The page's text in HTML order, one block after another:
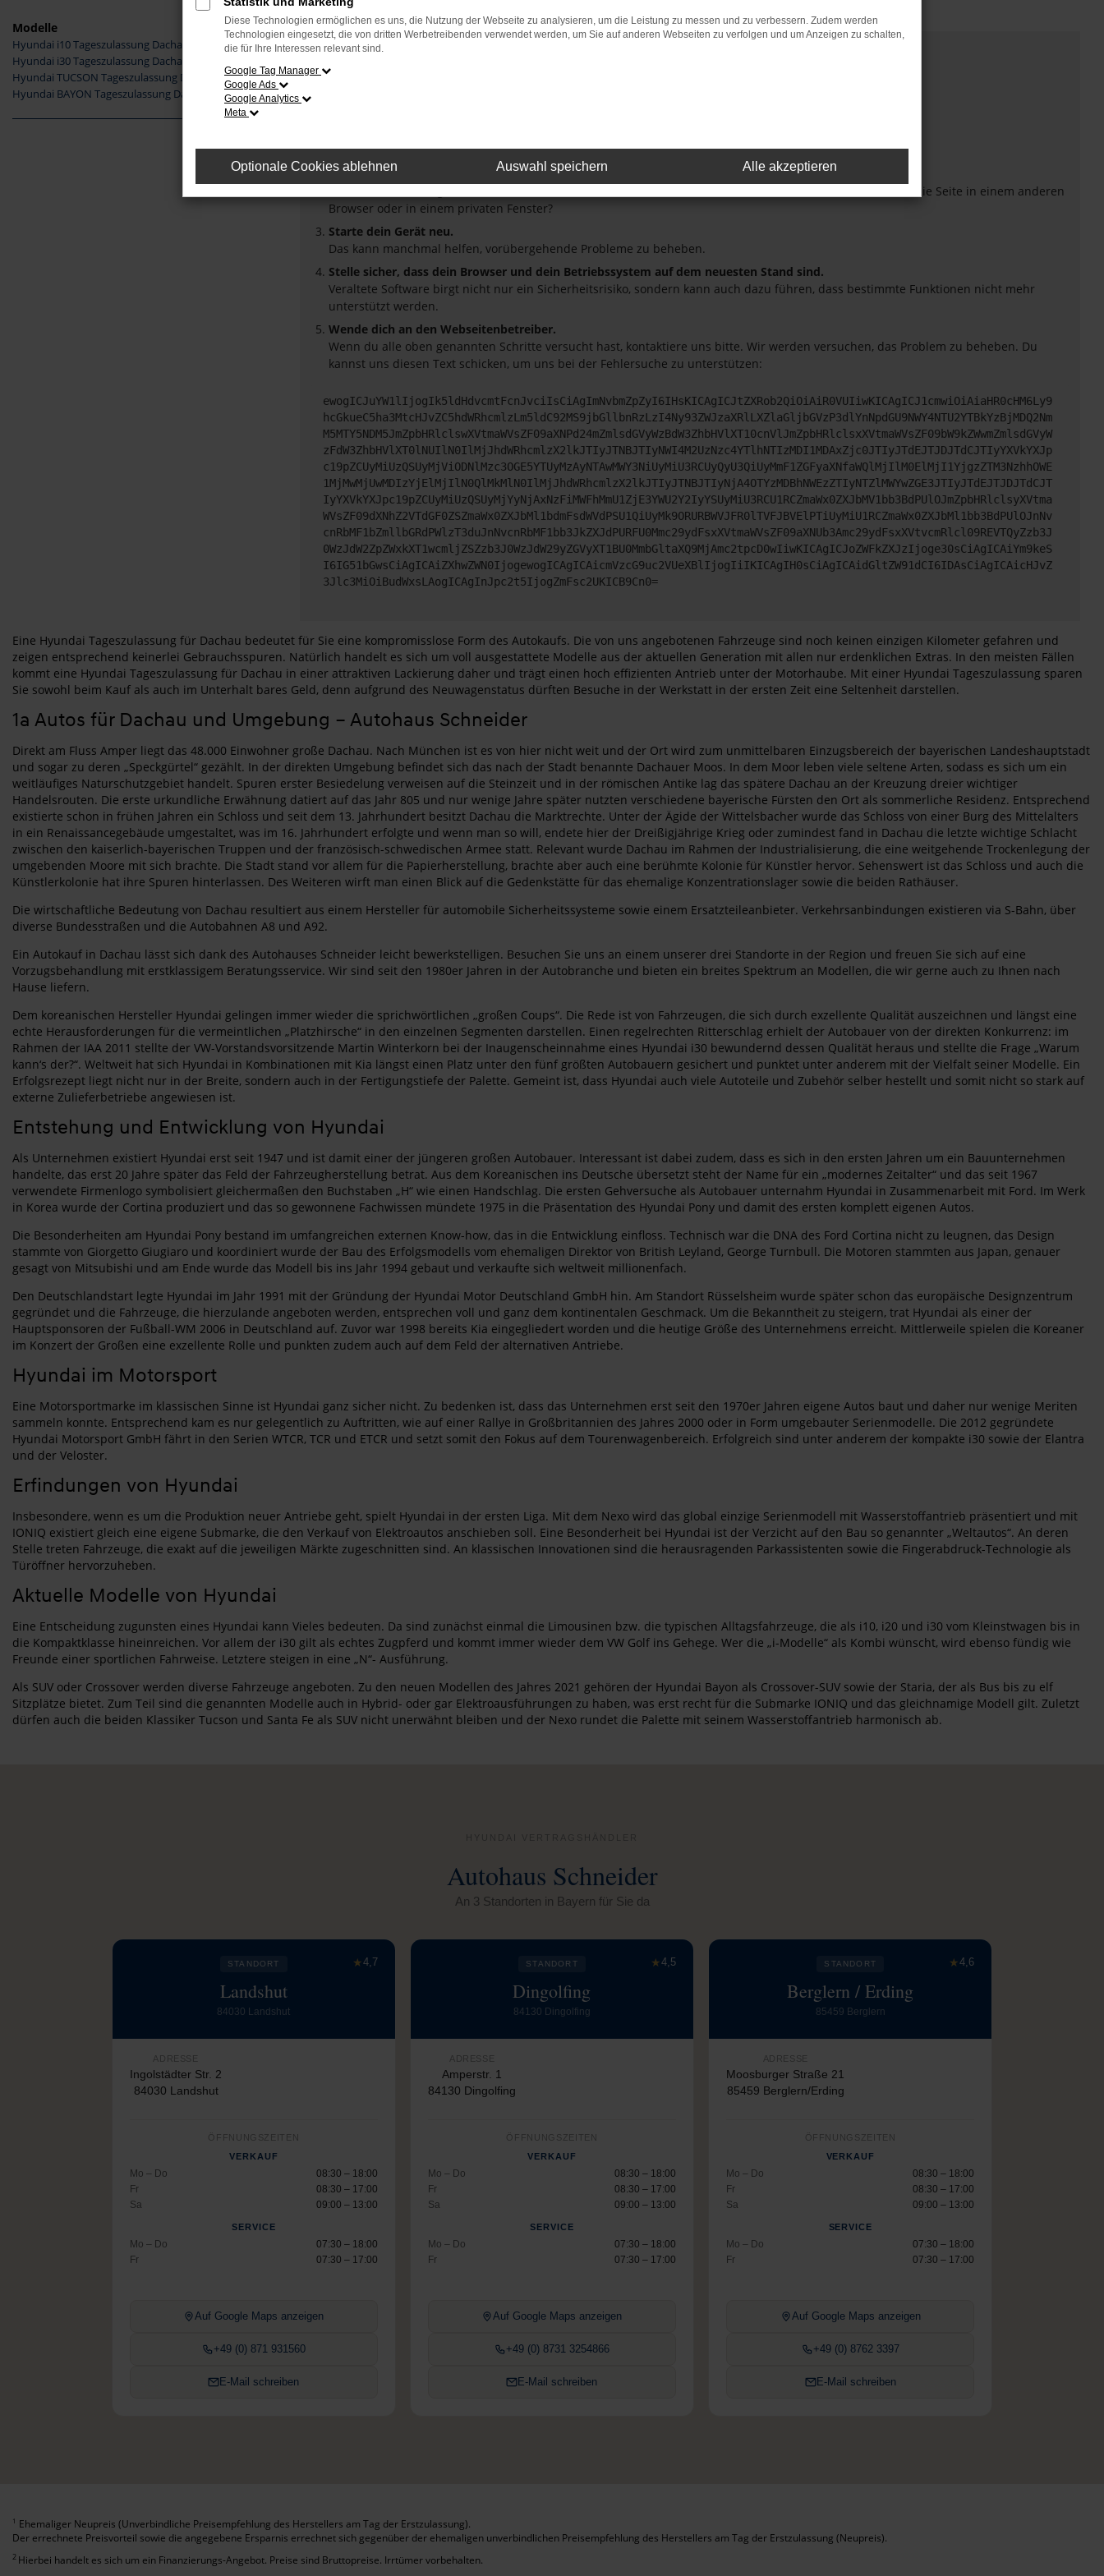
Modelle
Hyundai i10 Tageszulassung Dachau
Hyundai i30 Tageszulassung Dachau
Hyundai TUCSON Tageszulassung Dachau
Hyundai BAYON Tageszulassung Dachau
Fehler: Network Error
Laden andere Webseiten, zum Beispiel deine Suchmaschine?
Prüfe deine Browsererweiterungen.
Manche Erweiterungen, wie Werbeblocker, können das Laden bestimmter Seiten verhindern. Funktioniert die Seite in einem anderen
Browser oder in einem privaten Fenster?
Starte dein Gerät neu.
Das kann manchmal helfen, vorübergehende Probleme zu beheben.
Stelle sicher, dass dein Browser und dein Betriebssystem auf dem neuesten Stand sind.
Veraltete Software birgt nicht nur ein Sicherheitsrisiko, sondern kann auch dazu führen, dass bestimmte Funktionen nicht mehr
unterstützt werden.
Wende dich an den Webseitenbetreiber.
Wenn du alle oben genannten Schritte versucht hast, kontaktiere uns bitte. Wir werden versuchen, das Problem zu beheben. Du
kannst uns diesen Text schicken, um uns bei der Fehlersuche zu unterstützen:
ewogICJuYW1lIjogIk5ldHdvcmtFcnJvciIsCiAgImNvbmZpZyI6IHsKICAgICJtZXRob2QiOiAiR0VUIiwKICAgICJ1cmwiOiAiaHR0cHM6Ly9
hcGkueC5ha3MtcHJvZC5hdWRhcmlzLm5ldC92MS9jbGllbnRzLzI4Ny93ZWJzaXRlLXZlaGljbGVzP3dlYnNpdGU9NWY4NTU2YTBkYzBjMDQ2Nm
M5MTY5NDM5JmZpbHRlclswXVtmaWVsZF09aXNPd24mZmlsdGVyWzBdW3ZhbHVlXT10cnVlJmZpbHRlclsxXVtmaWVsZF09bW9kZWwmZmlsdGVyW
zFdW3ZhbHVlXT0lNUIlN0IlMjJhdWRhcmlzX2lkJTIyJTNBJTIyNWI4M2UzNzc4YTlhNTIzMDI1MDAxZjc0JTIyJTdEJTJDJTdCJTIyYXVkYXJp
c19pZCUyMiUzQSUyMjViODNlMzc3OGE5YTUyMzAyNTAwMWY3NiUyMiU3RCUyQyU3QiUyMmF1ZGFyaXNfaWQlMjIlM0ElMjI1YjgzZTM3NzhhOWE
1MjMwMjUwMDIzYjElMjIlN0QlMkMlN0IlMjJhdWRhcmlzX2lkJTIyJTNBJTIyNjA4OTYzMDBhNWEzZTIyNTZlMWYwZGE3JTIyJTdEJTJDJTdCJT
IyYXVkYXJpc19pZCUyMiUzQSUyMjYyNjAxNzFiMWFhMmU1ZjE3YWU2Y2IyYSUyMiU3RCU1RCZmaWx0ZXJbMV1bb3BdPUlOJmZpbHRlclsyXVtma
WVsZF09dXNhZ2VTdGF0ZSZmaWx0ZXJbMl1bdmFsdWVdPSU1QiUyMk9ORURBWVJFR0lTVFJBVElPTiUyMiU1RCZmaWx0ZXJbMl1bb3BdPUlOJnNv
cnRbMF1bZmllbGRdPWlzT3duJnNvcnRbMF1bb3JkZXJdPURFU0Mmc29ydFsxXVtmaWVsZF09aXNUb3Amc29ydFsxXVtvcmRlcl09REVTQyZzb3J
0WzJdW2ZpZWxkXT1wcmljZSZzb3J0WzJdW29yZGVyXT1BU0MmbGltaXQ9MjAmc2tpcD0wIiwKICAgICJoZWFkZXJzIjoge30sCiAgICAiYm9keS
I6IG51bGwsCiAgICAiZXhwZWN0IjogewogICAgICAicmVzcG9uc2VUeXBlIjogIiIKICAgIH0sCiAgICAidGltZW91dCI6IDAsCiAgICAicHJvZ
3Jlc3MiOiBudWxsLAogICAgInJpc2t5IjogZmFsc2UKICB9Cn0=
Eine Hyundai Tageszulassung für Dachau bedeutet für Sie eine kompromisslose Form des Autokaufs. Die von uns angebotenen Fahrzeuge sind noch keinen einzigen Kilometer gefahren und
zeigen entsprechend keinerlei Gebrauchsspuren. Natürlich handelt es sich um voll ausgestattete Modelle aus der aktuellen Generation mit allen nur erdenklichen Extras. In den meisten Fällen
kommt eine Hyundai Tageszulassung für Dachau in einer attraktiven Lackierung daher und trägt einen hoch effizienten Antrieb unter der Motorhaube. Mit einer Hyundai Tageszulassung sparen
Sie sowohl beim Kauf als auch im Unterhalt bares Geld, denn aufgrund des Neuwagenstatus dürften Besuche in der Werkstatt in der ersten Zeit eine Seltenheit darstellen.
1a Autos für Dachau und Umgebung – Autohaus Schneider
Direkt am Fluss Amper liegt das 48.000 Einwohner große Dachau. Nach München ist es von hier nicht weit und der Ort wird zum unmittelbaren Einzugsbereich der bayerischen Landeshauptstadt
und sogar zu deren „Speckgürtel“ gezählt. In der direkten Umgebung befindet sich das nach der Stadt benannte Dachauer Moos. In dem Moor leben viele seltene Arten, sodass es sich um ein
weitläufiges Naturschutzgebiet handelt. Spuren erster Besiedelung verweisen auf die Steinzeit und in der römischen Antike lag das spätere Dachau an der Kreuzung dreier wichtiger
Handelsrouten. Die erste urkundliche Erwähnung datiert auf das Jahr 805 und nur wenige Jahre später nutzten verschiedene bayerische Fürsten den Ort als sommerliche Residenz. Entsprechend
existierte schon in frühen Jahren ein Schloss und seit dem 13. Jahrhundert besitzt Dachau die Marktrechte. Unter der Ägide der Wittelsbacher wurde das Schloss von einer Burg des Mittelalters
in ein Renaissancegebäude umgestaltet, was im 16. Jahrhundert erfolgte und wenn man so will, endete hier der Dreißigjährige Krieg oder zumindest fand in Dachau die letzte wichtige Schlacht
zwischen den kaiserlich-bayerischen Truppen und der französisch-schwedischen Armee statt. Relevant wurde Dachau im Rahmen der Industrialisierung, die eine weitgehende Trockenlegung der
umgebenden Moore mit sich brachte. Die Stadt stand vor allem für die Papierherstellung, brachte aber auch eine berühmte Kolonie für Künstler hervor. Sehenswert ist das Schloss und auch die
Künstlerkolonie hat ihre Spuren hinterlassen. Des Weiteren wirft man einen Blick auf die Gedenkstätte für das ehemalige Konzentrationslager sowie die beiden Rathäuser.
Die wirtschaftliche Bedeutung von Dachau resultiert aus einem Hersteller für automobile Sicherheitssysteme sowie einem Ersatzteileanbieter. Verkehrsanbindungen existieren via S-Bahn, über
diverse Bundesstraßen und die Autobahnen A8 und A92.
Ein Autokauf in Dachau lässt sich dank des Autohauses Schneider leicht bewerkstelligen. Besuchen Sie uns an einem unserer drei Standorte in der Region und freuen Sie sich auf eine
Vorzugsbehandlung mit erstklassigem Beratungsservice. Wir sind seit den 1980er Jahren in der Autobranche und bieten ein breites Spektrum an Modellen, die wir gerne auch zu Ihnen nach
Hause liefern.
Dem koreanischen Hersteller Hyundai gelingen immer wieder die sprichwörtlichen „großen Coups“. Die Rede ist von Fahrzeugen, die sich durch exzellente Qualität auszeichnen und längst eine
echte Herausforderungen für die vermeintlichen „Platzhirsche“ in den einzelnen Segmenten darstellen. Einen regelrechten Ritterschlag erhielt der Autobauer von der direkten Konkurrenz: im
Rahmen der IAA 2011 stellte der VW-Vorstandsvorsitzende Martin Winterkorn bei der Inaugenscheinnahme eines Hyundai i30 bewundernd dessen Qualität heraus und stellte die Frage „Warum
kann‘s der?“. Weltweit hat sich Hyundai in Kombinationen mit Kia längst einen Platz unter den fünf größten Autobauern gesichert und punktet unter anderem mit der Vielfalt seiner Modelle. Ein
Erfolgsrezept liegt nicht nur in der Breite, sondern auch in der Fertigungstiefe der Palette. Gemeint ist, dass Hyundai auch viele Autoteile und Zubehör selber hestellt und somit nicht so stark auf
externe Zulieferbetriebe angewiesen ist.
Entstehung und Entwicklung von Hyundai
Als Unternehmen existiert Hyundai erst seit 1947 und ist damit einer der jüngeren großen Autobauer. Interessant ist dabei zudem, dass es sich in den ersten Jahren um ein Bauunternehmen
handelte, das erst 20 Jahre später das Feld der Fahrzeugherstellung betrat. Aus dem Koreanischen ins Deutsche übersetzt steht der Name für ein „modernes Zeitalter“ und das seit 1967
verwendete Firmenlogo symbolisiert gleichermaßen den Buchstaben „H“ wie einen Handschlag. Die ersten Gehversuche als Autobauer unternahm Hyundai in Zusammenarbeit mit Ford. Im Werk
in Korea wurde der Cortina produziert und das so gewonnene Fachwissen mündete 1975 in die Präsentation des Hyundai Pony und damit des ersten komplett eigenen Autos.
Die Besonderheiten am Hyundai Pony bestand im umfangreichen externen Know-how, das in die Entwicklung einfloss. Technisch war die DNA des Ford Cortina nicht zu leugnen, das Design
stammte von Giorgetto Giugiaro und koordiniert wurde der Bau des Erfolgsmodells vom ehemaligen Direktor von British Leyland, George Turnbull. Die Motoren stammten aus Japan, genauer
gesagt von Mitsubishi und am Ende wurde das Modell bis ins Jahr 1994 gebaut und verkaufte sich weltweit millionenfach.
Den Deutschlandstart legte Hyundai im Jahr 1991 mit der Gründung der Hyundai Motor Deutschland GmbH hin. Am Standort Rüsselsheim wurde später schon das europäische Designzentrum
gegründet und die Fahrzeuge, die hierzulande angeboten werden, entsprechen voll und ganz dem kontinentalen Geschmack. Um die Bekanntheit zu steigern, trat Hyundai als einer der
Hauptsponsoren der Fußball-WM 2006 in Deutschland auf. Zuvor war 1998 bereits Kia eingegliedert worden und die heutige Größe des Unternehmens erreicht. Mittlerweile spielen die Koreaner
im Konzert der Großen eine exzellente Rolle und punkten zudem auch auf dem Feld der alternativen Antriebe.
Hyundai im Motorsport
Eine Motorsportmarke im klassischen Sinne ist Hyundai ganz sicher nicht. Zu bedenken ist, dass das Unternehmen erst seit den 1970er Jahren eigene Autos baut und daher nur wenige Meriten
sammeln konnte. Entsprechend kam es nur gelegentlich zu Auftritten, wie auf einer Rallye in Großbritannien des Jahres 2000 oder in Form umgebauter Serienmodelle. Die 2012 gegründete
Hyundai Motorsport GmbH fährt in den Serien WTCR, TCR und ETCR und setzt somit den Fokus auf dem Tourenwagenbereich. Erfolgreich sind unter anderem der kompakte i30 sowie der Elantra
und der Veloster.
Erfindungen von Hyundai
Insbesondere, wenn es um die Produktion neuer Antriebe geht, spielt Hyundai in der ersten Liga. Mit dem Nexo wird das global einzige Serienmodell mit Wasserstoffantrieb präsentiert und mit
IONIQ existiert gleich eine eigene Submarke, die den Verkauf von Elektroautos anschieben soll. Eine Besonderheit bei Hyundai ist der Verzicht auf den Bau so genannter „Weltautos“. An deren
Stelle treten Fahrzeuge, die exakt auf die jeweiligen Märkte zugeschnitten sind. An klassischen Innovationen sind die herausragenden Parkassistenten sowie die Fingerabdruck-Technologie als
Türöffner hervorzuheben.
Aktuelle Modelle von Hyundai
Eine Entscheidung zugunsten eines Hyundai kann Vieles bedeuten. Da sind zunächst einmal die Limousinen bzw. die typischen Alltagsfahrzeuge, die als i10, i20 und i30 vom Kleinstwagen bis in
die Kompaktklasse hineinreichen. Vor allem der i30 gilt als echtes Zugpferd und kommt immer wieder dem VW Golf ins Gehege. Wer die „i-Modelle“ als Kombi wünscht, wird ebenso fündig wie
Freunde einer sportlichen Fahrweise. Letztere steigen in eine „N“- Ausführung.
Als SUV oder Crossover werden diverse Fahrzeuge angeboten. Zu den neuen Modellen des Jahres 2021 gehören der Hyundai Bayon als Crossover-SUV sowie der Staria, der als Bus bis zu elf
Sitzplätze bietet. Zum Teil sind die genannten Modelle auch in Hybrid- oder gar Elektroausführungen zu haben, was erst recht für die Submarke IONIQ und das gleichnamige Modell gilt. Zuletzt
dürfen auch die beiden Klassiker Tucson und Santa Fe als SUV nicht unerwähnt bleiben und der Nexo rundet die Palette mit seinem Wasserstoffantrieb harmonisch ab.
Autohaus Schneider
An 3 Standorten in Bayern für Sie da
★4,7
STANDORT
Landshut
84030 Landshut
ADRESSE
Ingolstädter Str. 2
84030 Landshut
ÖFFNUNGSZEITEN
VERKAUF
Mo – Do
08:30 – 18:00
Fr
08:30 – 17:00
Sa
09:00 – 13:00
SERVICE
Mo – Do
07:30 – 18:00
Fr
07:30 – 17:00
Auf Google Maps anzeigen
+49 (0) 871 931560
E-Mail schreiben
★4,5
STANDORT
Dingolfing
84130 Dingolfing
ADRESSE
Amperstr. 1
84130 Dingolfing
ÖFFNUNGSZEITEN
VERKAUF
Mo – Do
08:30 – 18:00
Fr
08:30 – 17:00
Sa
09:00 – 13:00
SERVICE
Mo – Do
07:30 – 18:00
Fr
07:30 – 17:00
Auf Google Maps anzeigen
+49 (0) 8731 3254866
E-Mail schreiben
★4,6
STANDORT
Berglern / Erding
85459 Berglern
ADRESSE
Moosburger Straße 21
85459 Berglern/Erding
ÖFFNUNGSZEITEN
VERKAUF
Mo – Do
08:30 – 18:00
Fr
08:30 – 17:00
Sa
09:00 – 13:00
SERVICE
Mo – Do
07:30 – 18:00
Fr
07:30 – 17:00
Auf Google Maps anzeigen
+49 (0) 8762 3397
E-Mail schreiben
1 Ehemaliger Neupreis (Unverbindliche Preisempfehlung des Herstellers am Tag der Erstzulassung).
Der errechnete Preisvorteil sowie die angegebene Ersparnis errechnet sich gegenüber der ehemaligen unverbindlichen Preisempfehlung des Herstellers am Tag der Erstzulassung (Neupreis).
2 Hierbei handelt es sich um ein Finanzierungs-Angebot. Preise sind Bruttopreise. Irrtümer vorbehalten.
Diese Technologien ermöglichen es uns, die Nutzung der Webseite zu analysieren, um die Leistung zu messen und zu verbessern. Zudem werden
Technologien eingesetzt, die von dritten Werbetreibenden verwendet werden, um Sie auf anderen Webseiten zu verfolgen und um Anzeigen zu schalten,
die für Ihre Interessen relevant sind.
Google Tag Manager
Google Ads
Google Analytics
Meta
Optionale Cookies ablehnen Auswahl speichern Alle akzeptieren